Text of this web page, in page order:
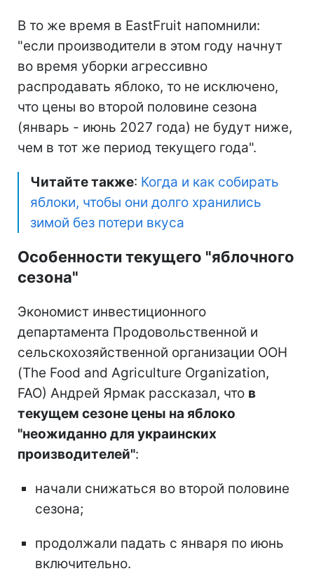
В то же время в EastFruit напомнили:
"если производители в этом году начнут
во время уборки агрессивно
распродавать яблоко, то не исключено,
что цены во второй половине сезона
(январь - июнь 2027 года) не будут ниже,
чем в тот же период текущего года".
Читайте также: Когда и как собирать
яблоки, чтобы они долго хранились
зимой без потери вкуса
Особенности текущего "яблочного
сезона"
Экономист инвестиционного
департамента Продовольственной и
сельскохозяйственной организации ООН
(The Food and Agriculture Organization,
FAO) Андрей Ярмак рассказал, что в
текущем сезоне цены на яблоко
"неожиданно для украинских
производителей":
начали снижаться во второй половине
сезона;
продолжали падать с января по июнь
включительно.